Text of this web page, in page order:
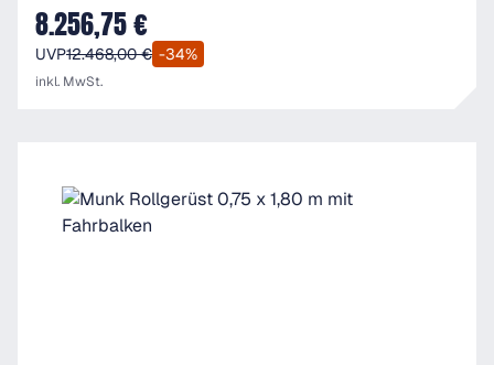
Verkaufspreis:
8.256,75 €
UVP12.468,00 € -34%
inkl. MwSt.